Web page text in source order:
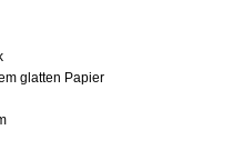
glatten Papier